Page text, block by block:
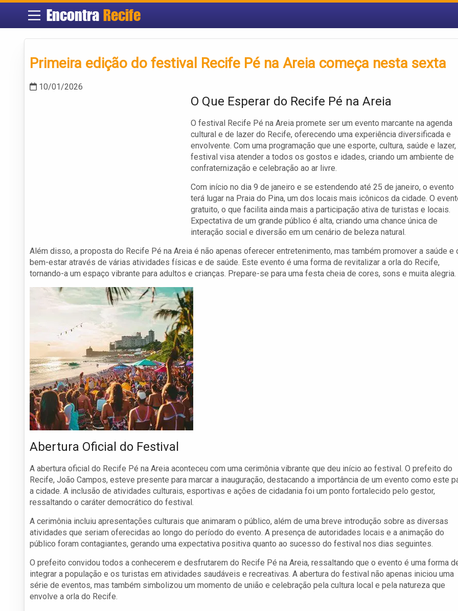
Encontra Recife
Primeira edição do festival Recife Pé na Areia começa nesta sexta
10/01/2026
O Que Esperar do Recife Pé na Areia
O festival Recife Pé na Areia promete ser um evento marcante na agenda
cultural e de lazer do Recife, oferecendo uma experiência diversificada e
envolvente. Com uma programação que une esporte, cultura, saúde e lazer,
festival visa atender a todos os gostos e idades, criando um ambiente de
confraternização e celebração ao ar livre.
Com início no dia 9 de janeiro e se estendendo até 25 de janeiro, o evento
terá lugar na Praia do Pina, um dos locais mais icônicos da cidade. O
gratuito, o que facilita ainda mais a participação ativa de turistas e locais.
Expectativa de um grande público é alta, criando uma chance única de
interação social e diversão em um cenário de beleza natural.
Além disso, a proposta do Recife Pé na Areia é não apenas oferecer entretenimento, mas também promover a saúde e
bem-estar através de várias atividades físicas e de saúde. Este evento é uma forma de revitalizar a orla do Recife,
tornando-a um espaço vibrante para adultos e crianças. Prepare-se para uma festa cheia de cores, sons e muita alegria.
Abertura Oficial do Festival
A abertura oficial do Recife Pé na Areia aconteceu com uma cerimônia vibrante que deu início ao festival. O prefeito do
Recife, João Campos, esteve presente para marcar a inauguração, destacando a importância de um evento como este
a cidade. A inclusão de atividades culturais, esportivas e ações de cidadania foi um ponto fortalecido pelo gestor,
ressaltando o caráter democrático do festival.
A cerimônia incluiu apresentações culturais que animaram o público, além de uma breve introdução sobre as diversas
atividades que seriam oferecidas ao longo do período do evento. A presença de autoridades locais e a animação do
público foram contagiantes, gerando uma expectativa positiva quanto ao sucesso do festival nos dias seguintes.
O prefeito convidou todos a conhecerem e desfrutarem do Recife Pé na Areia, ressaltando que o evento é uma forma
integrar a população e os turistas em atividades saudáveis e recreativas. A abertura do festival não apenas iniciou uma
série de eventos, mas também simbolizou um momento de união e celebração pela cultura local e pela natureza que
envolve a orla do Recife.